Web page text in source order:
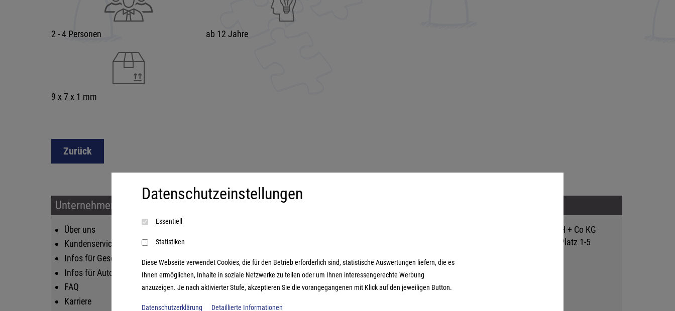
2 - 4 Personen ab 12 Jahre
9 x 7 x 1 mm
Zurück
Unternehmen & Service
Über uns
Kundenservice
Infos für Geschäftskunden
Infos für Autoren
FAQ
Karriere
Strategiespiele
Lifestyle-Spiele
Logikspiele
Datenschutzerklärung
Hutter Trade GmbH + Co KG
Bgm.-Landmann-Platz 1-5
Datenschutzeinstellungen
Essentiell
Statistiken
Diese Webseite verwendet Cookies, die für den Betrieb erforderlich sind, statistische Auswertungen liefern, die es
Ihnen ermöglichen, Inhalte in soziale Netzwerke zu teilen oder um Ihnen interessengerechte Werbung
anzuzeigen. Je nach aktivierter Stufe, akzeptieren Sie die vorangegangenen mit Klick auf den jeweiligen Button.
Datenschutzerklärung Detaillierte Informationen